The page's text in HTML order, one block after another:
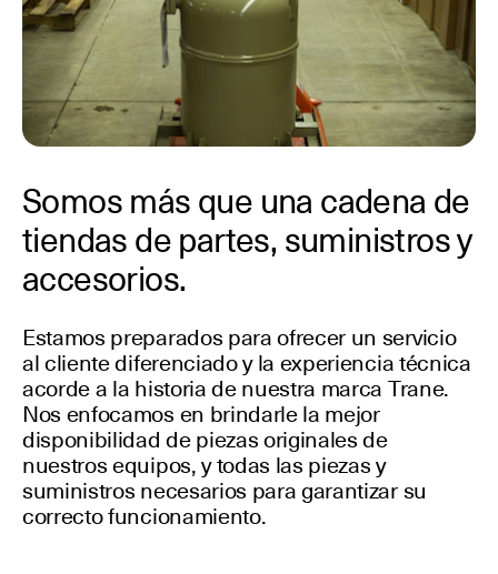
Somos más que una cadena de
tiendas de partes, suministros y
accesorios.
Estamos preparados para ofrecer un servicio
al cliente diferenciado y la experiencia técnica
acorde a la historia de nuestra marca Trane.
Nos enfocamos en brindarle la mejor
disponibilidad de piezas originales de
nuestros equipos, y todas las piezas y
suministros necesarios para garantizar su
correcto funcionamiento.